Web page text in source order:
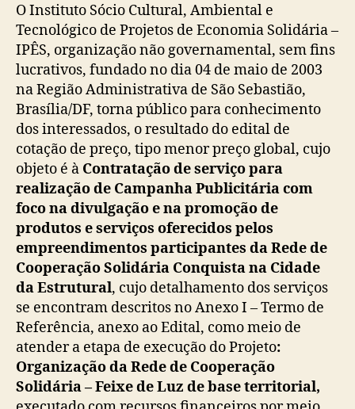
O Instituto Sócio Cultural, Ambiental e
Tecnológico de Projetos de Economia Solidária –
IPÊS, organização não governamental, sem fins
lucrativos, fundado no dia 04 de maio de 2003
na Região Administrativa de São Sebastião,
Brasília/DF, torna público para conhecimento
dos interessados, o resultado do edital de
cotação de preço, tipo menor preço global, cujo
objeto é à Contratação de serviço para
realização de Campanha Publicitária com
foco na divulgação e na promoção de
produtos e serviços oferecidos pelos
empreendimentos participantes da Rede de
Cooperação Solidária Conquista na Cidade
da Estrutural, cujo detalhamento dos serviços
se encontram descritos no Anexo I – Termo de
Referência, anexo ao Edital, como meio de
atender a etapa de execução do Projeto:
Organização da Rede de Cooperação
Solidária – Feixe de Luz de base territorial,